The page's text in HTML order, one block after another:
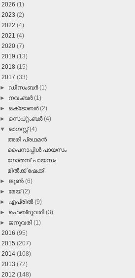
2026 (1)
2023 (2)
2022 (4)
2021 (4)
2020 (7)
2019 (13)
2018 (15)
2017 (33)
► ഡിസംബർ(1)
► നവംബർ(1)
► ഒക്‌ടോബർ(2)
► സെപ്റ്റംബർ(4)
▼ ഓഗസ്റ്റ്(4)
അരി പ്രഥമന്‍
പൈനാപ്പിള്‍ പായസം
ഗോതമ്പ് പായസം
മിൽക്ക് ഷേക്ക്
► ജൂൺ(6)
► മേയ്(2)
► ഏപ്രിൽ(9)
► ഫെബ്രുവരി(3)
► ജനുവരി(1)
2016 (95)
2015 (207)
2014 (108)
2013 (72)
2012 (148)